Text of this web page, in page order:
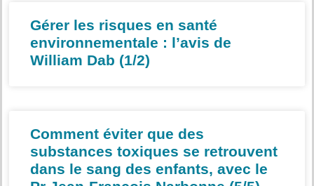
Gérer les risques en santé
environnementale : l’avis de
William Dab (1/2)
Comment éviter que des
substances toxiques se retrouvent
dans le sang des enfants, avec le